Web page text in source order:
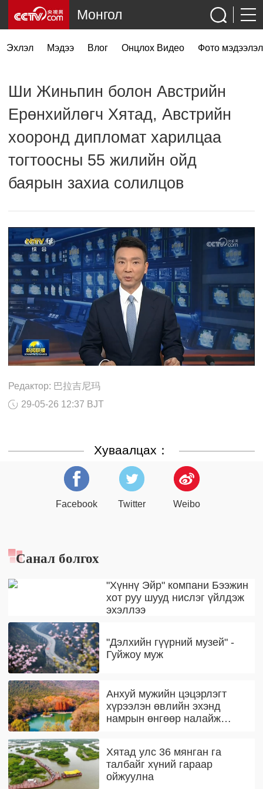
Эхлэл Мэдээ Влог Онцлох Видео Фото мэдээлэл
Монгол
Ши Жиньпин болон Австрийн
Ерөнхийлөгч Хятад, Австрийн
хооронд дипломат харилцаа
тогтоосны 55 жилийн ойд
баярын захиа солилцов
Редактор: 巴拉吉尼玛
29-05-26 12:37 BJT
Хуваалцах：
Facebook Twitter Weibo
Санал болгох
"Хүннү Эйр" компани Бээжин
хот руу шууд нислэг үйлдэж
эхэллээ
"Дэлхийн гүүрний музей" -
Гуйжоу муж
Анхуй мужийн цэцэрлэгт
хүрээлэн өвлийн эхэнд
намрын өнгөөр налайж
Хятад улс 36 мянган га
талбайг хүний гараар
ойжуулна